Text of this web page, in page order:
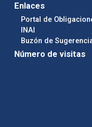
Enlaces
Portal de
INAI
Buzón de
Número de visitas